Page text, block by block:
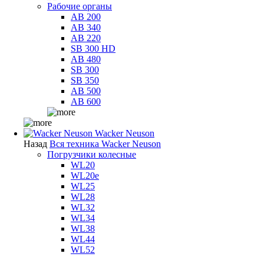
Рабочие органы
AB 200
AB 340
AB 220
SB 300 HD
AB 480
SB 300
SB 350
AB 500
AB 600
Wacker Neuson
Назад Вся техника Wacker Neuson
Погрузчики колесные
WL20
WL20e
WL25
WL28
WL32
WL34
WL38
WL44
WL52